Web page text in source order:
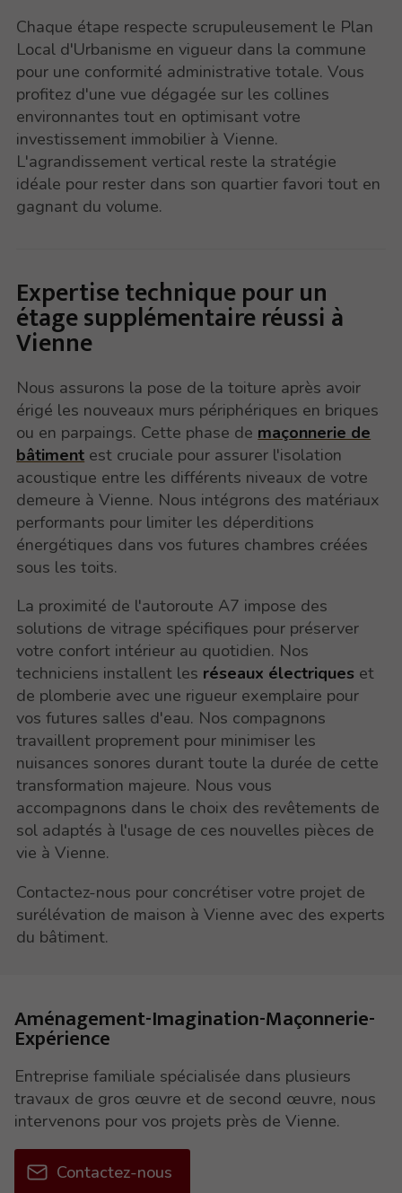
Chaque étape respecte scrupuleusement le Plan
Local d'Urbanisme en vigueur dans la commune
pour une conformité administrative totale. Vous
profitez d'une vue dégagée sur les collines
environnantes tout en optimisant votre
investissement immobilier à Vienne.
L'agrandissement vertical reste la stratégie
idéale pour rester dans son quartier favori tout en
gagnant du volume.
Expertise technique pour un
étage supplémentaire réussi à
Vienne
Nous assurons la pose de la toiture après avoir
érigé les nouveaux murs périphériques en briques
ou en parpaings. Cette phase de maçonnerie de
bâtiment est cruciale pour assurer l'isolation
acoustique entre les différents niveaux de votre
demeure à Vienne. Nous intégrons des matériaux
performants pour limiter les déperditions
énergétiques dans vos futures chambres créées
sous les toits.
La proximité de l'autoroute A7 impose des
solutions de vitrage spécifiques pour préserver
votre confort intérieur au quotidien. Nos
techniciens installent les réseaux électriques et
de plomberie avec une rigueur exemplaire pour
vos futures salles d'eau. Nos compagnons
travaillent proprement pour minimiser les
nuisances sonores durant toute la durée de cette
transformation majeure. Nous vous
accompagnons dans le choix des revêtements de
sol adaptés à l'usage de ces nouvelles pièces de
vie à Vienne.
Contactez-nous pour concrétiser votre projet de
surélévation de maison à Vienne avec des experts
du bâtiment.
Aménagement-Imagination-Maçonnerie-
Expérience
Entreprise familiale spécialisée dans plusieurs
travaux de gros œuvre et de second œuvre, nous
intervenons pour vos projets près de Vienne.
Contactez-nous